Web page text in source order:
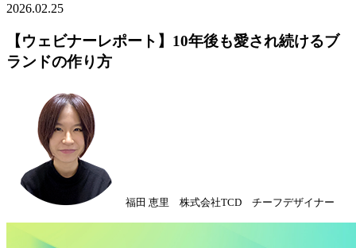
2026.02.25
【ウェビナーレポート】10年後も愛され続けるブ
ランドの作り方
福田 恵里 株式会社TCD チーフデザイナー